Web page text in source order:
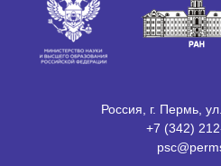
Россия, г. Пермь,
+7 (342)